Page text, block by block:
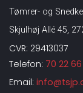
Tømrer- og
Skjulhøj Allé 45,
CVR: 29413037
Telefon: 70 22
Email: